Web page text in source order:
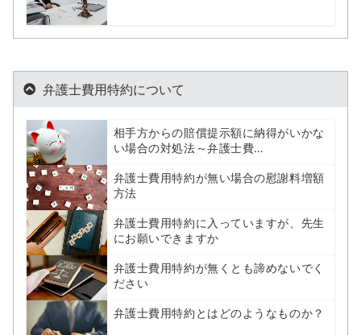
弁護士費用特約について
相手方からの賠償提示額に納得がいかな
い場合の対処法～弁護士費…
弁護士費用特約が無い場合の慰謝料増額
方法
弁護士費用特約に入っていますが、先生
にお願いできますか
弁護士費用特約が無くとも諦めないでく
ださい
弁護士費用特約とはどのようなものか？